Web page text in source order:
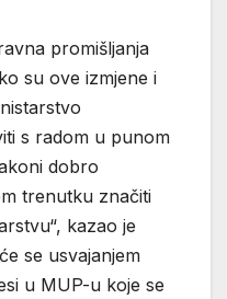
promišljanja
su ove izmjene i
s radom u punom
dobro
trenutku značiti
kazao je
se usvajanjem
u MUP-u koje se